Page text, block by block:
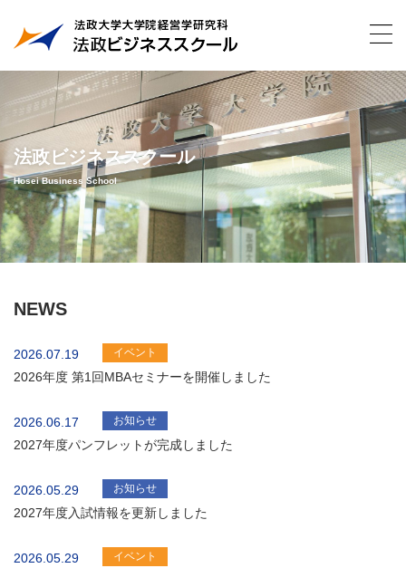
法政ビジネススクール
Hosei Business School
NEWS
2026.07.19 イベント
2026年度 第1回MBAセミナーを開催しました
2026.06.17 お知らせ
2027年度パンフレットが完成しました
2026.05.29 お知らせ
2027年度入試情報を更新しました
2026.05.29 イベント